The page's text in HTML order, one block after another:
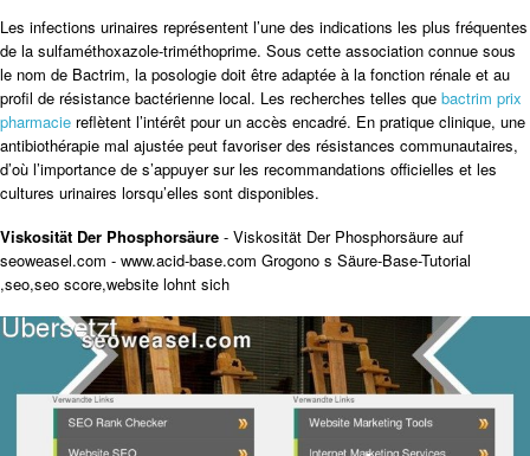
Les infections urinaires représentent l’une des indications les plus fréquentes
de la sulfaméthoxazole-triméthoprime. Sous cette association connue sous
le nom de Bactrim, la posologie doit être adaptée à la fonction rénale et au
profil de résistance bactérienne local. Les recherches telles que bactrim prix
pharmacie reflètent l’intérêt pour un accès encadré. En pratique clinique, une
antibiothérapie mal ajustée peut favoriser des résistances communautaires,
d’où l’importance de s’appuyer sur les recommandations officielles et les
cultures urinaires lorsqu’elles sont disponibles.
Viskosität Der Phosphorsäure - Viskosität Der Phosphorsäure auf
seoweasel.com - www.acid-base.com Grogono s Säure-Base-Tutorial
,seo,seo score,website lohnt sich